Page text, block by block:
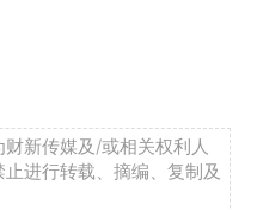
新传媒及/或相关权利人
进行转载、摘编、复制及